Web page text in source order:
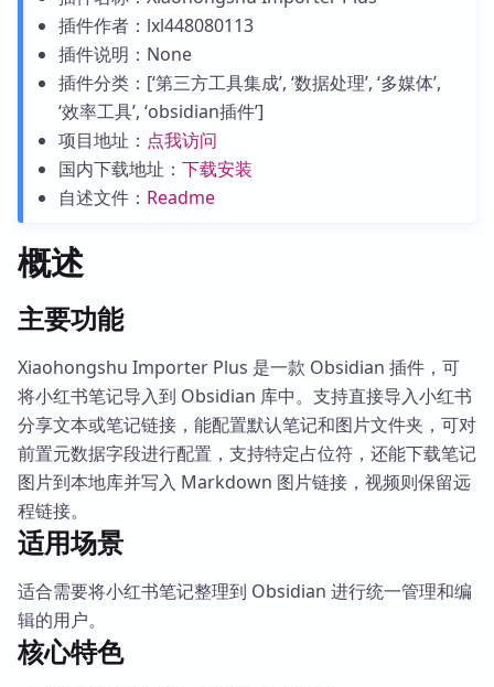
插件作者：lxl448080113
插件说明：None
插件分类：[‘第三方工具集成’, ‘数据处理’, ‘多媒体’,
‘效率工具’, ‘obsidian插件’]
项目地址： 点我访问
国内下载地址： 下载安装
自述文件： Readme
概述
主要功能
Xiaohongshu Importer Plus 是一款 Obsidian 插件，可
将小红书笔记导入到 Obsidian 库中。支持直接导入小红书
分享文本或笔记链接，能配置默认笔记和图片文件夹，可对
前置元数据字段进行配置，支持特定占位符，还能下载笔记
图片到本地库并写入 Markdown 图片链接，视频则保留远
程链接。
适用场景
适合需要将小红书笔记整理到 Obsidian 进行统一管理和编
辑的用户。
核心特色